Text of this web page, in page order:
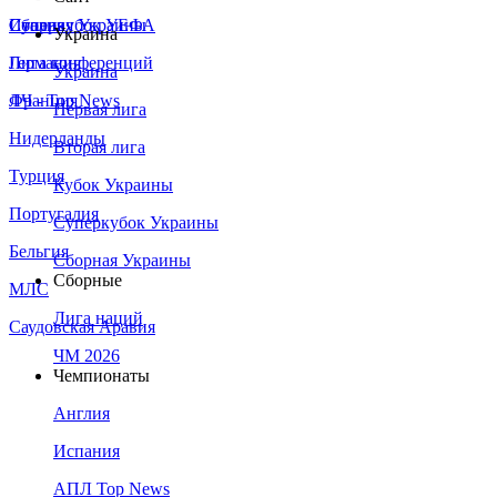
Сборная Украины
Италия
Германия
Франция
Нидерланды
Турция
Португалия
Бельгия
МЛС
Саудовская Аравия
Суперкубок УЕФА
Лига конференций
ЛЧ - Top News
Украина
Украина
Первая лига
Вторая лига
Кубок Украины
Суперкубок Украины
Сборная Украины
Сборные
Лига наций
ЧМ 2026
Чемпионаты
Англия
Испания
АПЛ Top News